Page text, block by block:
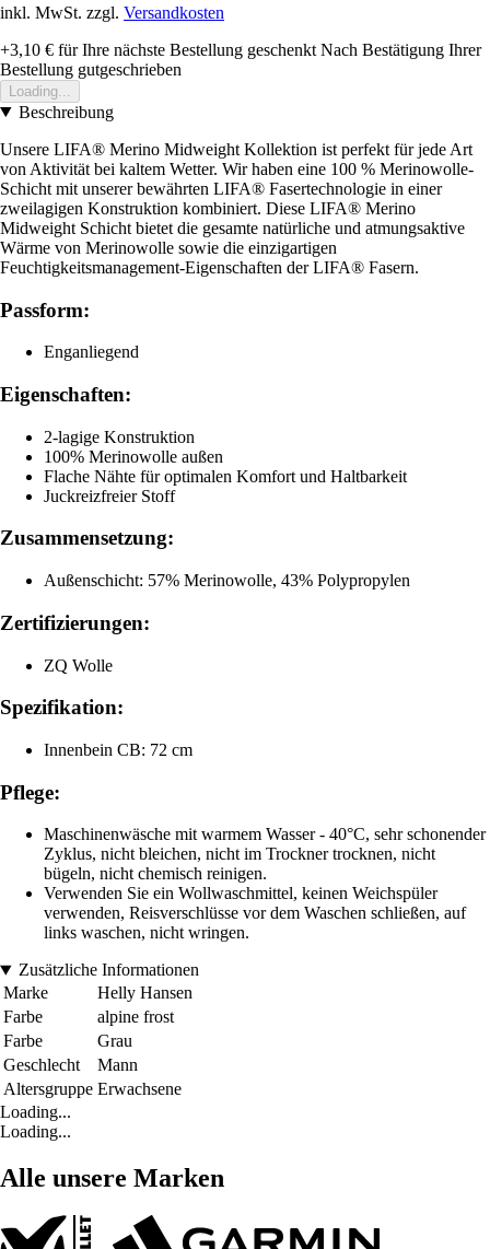
inkl. MwSt. zzgl. Versandkosten
+3,10 € für Ihre nächste Bestellung geschenkt Nach Bestätigung Ihrer
Bestellung gutgeschrieben
Loading...
Beschreibung
Unsere LIFA® Merino Midweight Kollektion ist perfekt für jede Art
von Aktivität bei kaltem Wetter. Wir haben eine 100 % Merinowolle-
Schicht mit unserer bewährten LIFA® Fasertechnologie in einer
zweilagigen Konstruktion kombiniert. Diese LIFA® Merino
Midweight Schicht bietet die gesamte natürliche und atmungsaktive
Wärme von Merinowolle sowie die einzigartigen
Feuchtigkeitsmanagement-Eigenschaften der LIFA® Fasern.
Passform:
Enganliegend
Eigenschaften:
2-lagige Konstruktion
100% Merinowolle außen
Flache Nähte für optimalen Komfort und Haltbarkeit
Juckreizfreier Stoff
Zusammensetzung:
Außenschicht: 57% Merinowolle, 43% Polypropylen
Zertifizierungen:
ZQ Wolle
Spezifikation:
Innenbein CB: 72 cm
Pflege:
Maschinenwäsche mit warmem Wasser - 40°C, sehr schonender
Zyklus, nicht bleichen, nicht im Trockner trocknen, nicht
bügeln, nicht chemisch reinigen.
Verwenden Sie ein Wollwaschmittel, keinen Weichspüler
verwenden, Reisverschlüsse vor dem Waschen schließen, auf
links waschen, nicht wringen.
Zusätzliche Informationen
Marke
Helly Hansen
Farbe
alpine frost
Farbe
Grau
Geschlecht
Mann
Altersgruppe Erwachsene
Loading...
Loading...
Alle unsere Marken